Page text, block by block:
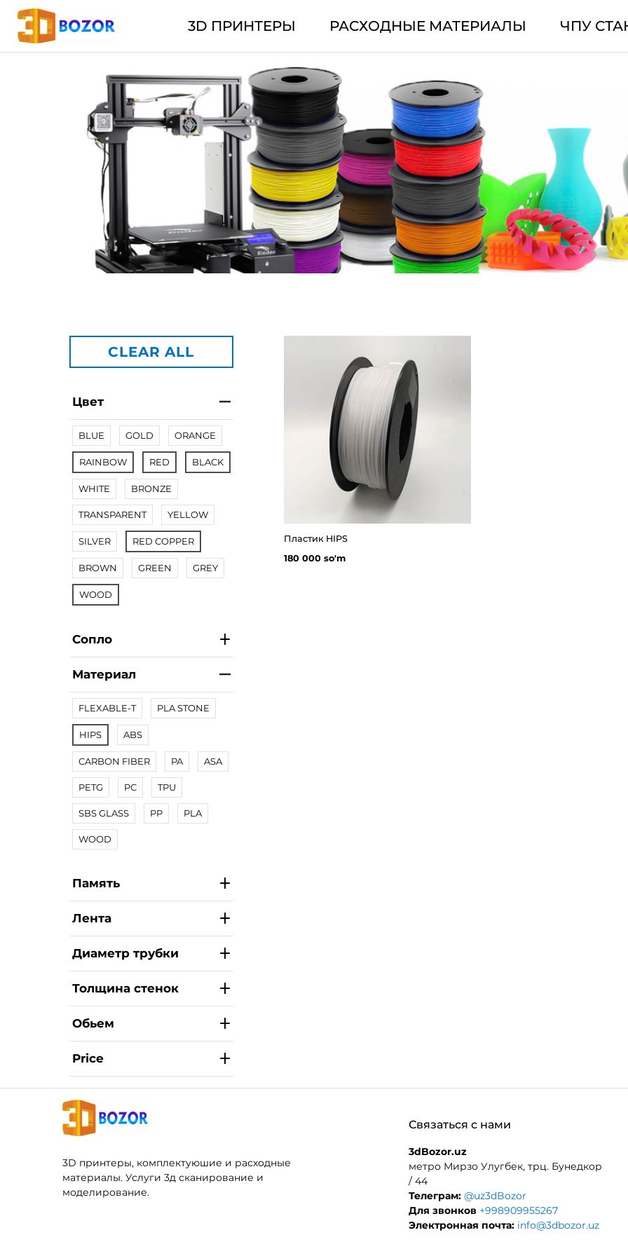
3D ПРИНТЕРЫ РАСХОДНЫЕ МАТЕРИАЛЫ ЧПУ
CLEAR ALL
Цвет
BLUE GOLD ORANGE
RAINBOW RED BLACK
WHITE BRONZE
TRANSPARENT YELLOW
SILVER RED COPPER
BROWN GREEN GREY
WOOD
Сопло
Материал
FLEXABLE-T PLA STONE
HIPS ABS
CARBON FIBER PA ASA
PETG PC TPU
SBS GLASS PP PLA
WOOD
Память
Лента
Диаметр трубки
Толщина стенок
Обьем
Price
Пластик HIPS
180 000 so'm
3D принтеры, комплектуюшие и расходные
материалы. Услуги 3д сканирование и
моделирование.
Связаться с нами
3dBozor.uz
метро Мирзо Улугбек, трц. Бунедкор
/ 44
Телеграм: @uz3dBozor
Для звонков +998909955267
Электронная почта: info@3dbozor.uz